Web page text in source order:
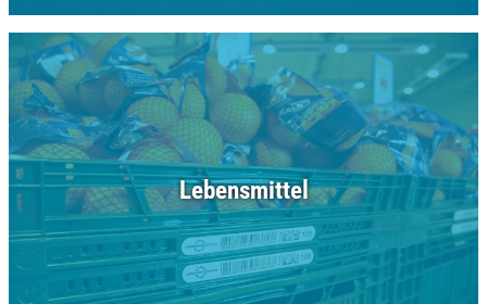
Lebensmittel